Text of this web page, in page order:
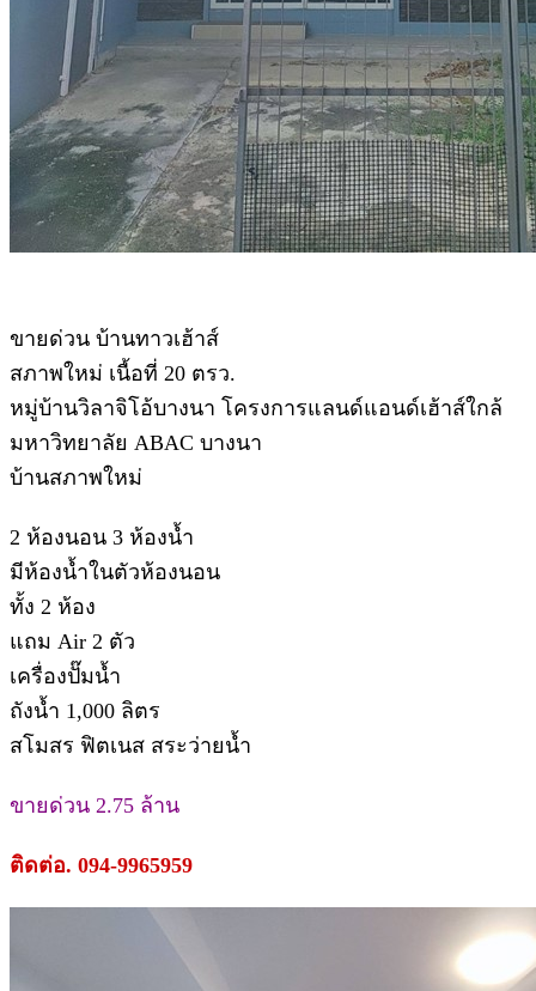
ขายด่วน บ้านทาวเฮ้าส์
สภาพใหม่ เนื้อที่ 20 ตรว.
หมู่บ้านวิลาจิโอ้บางนา โครงการแลนด์แอนด์เฮ้าส์ใกล้
มหาวิทยาลัย ABAC บางนา
บ้านสภาพใหม่
2 ห้องนอน 3 ห้องน้ำ
มีห้องน้ำในตัวห้องนอน
ทั้ง 2 ห้อง
แถม Air 2 ตัว
เครื่องปั๊มน้ำ
ถังน้ำ 1,000 ลิตร
สโมสร ฟิตเนส สระว่ายน้ำ
ขายด่วน 2.75 ล้าน
ติดต่อ. 094-9965959